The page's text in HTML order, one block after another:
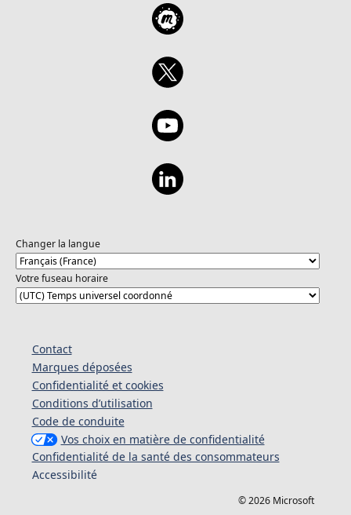
Changer la langue
Votre fuseau horaire
Contact
Marques déposées
Confidentialité et cookies
Conditions d’utilisation
Code de conduite
Vos choix en matière de confidentialité
Confidentialité de la santé des consommateurs
Accessibilité
© 2026 Microsoft